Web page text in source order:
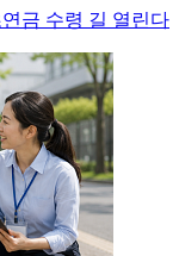
금 수령 길 열린다